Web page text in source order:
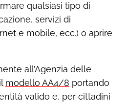
qualsiasi tipo di
servizi di
e mobile, ecc.) o aprire
all’Agenzia delle
modello AA4/8 portando
valido e, per cittadini